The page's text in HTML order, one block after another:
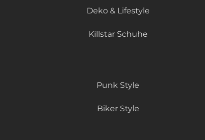
Deko & Lifestyle
Killstar Schuhe
Punk Style
Biker Style